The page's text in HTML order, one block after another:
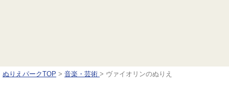
ぬりえパークTOP > 音楽・芸術 > ヴァイオリンのぬりえ